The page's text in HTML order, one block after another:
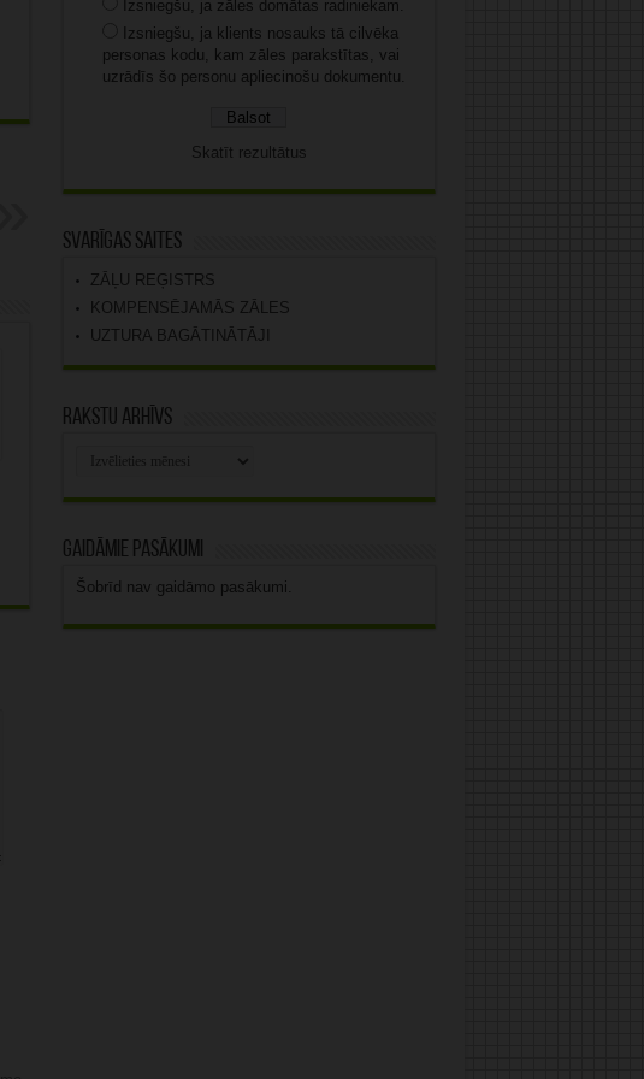
Izsniegšu, ja zāles domātas radiniekam.
Izsniegšu, ja klients nosauks tā cilvēka
personas kodu, kam zāles parakstītas, vai
uzrādīs šo personu apliecinošu dokumentu.
Skatīt rezultātus
Svarīgas saites
ZĀĻU REĢISTRS
KOMPENSĒJAMĀS ZĀLES
UZTURA BAGĀTINĀTĀJI
Rakstu arhīvs
Gaidāmie pasākumi
Šobrīd nav gaidāmo pasākumi.